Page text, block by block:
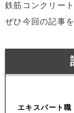
鉄筋コンクリー
ぜひ今回の記事
エキスパート職